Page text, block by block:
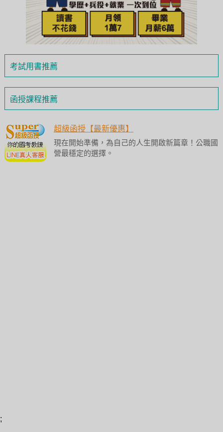
考試用書推薦
函授課程推薦
超級函授【最新優惠】
現在開始準備，為自己的人生開啟新篇章！公職國
營最穩定的選擇。
;